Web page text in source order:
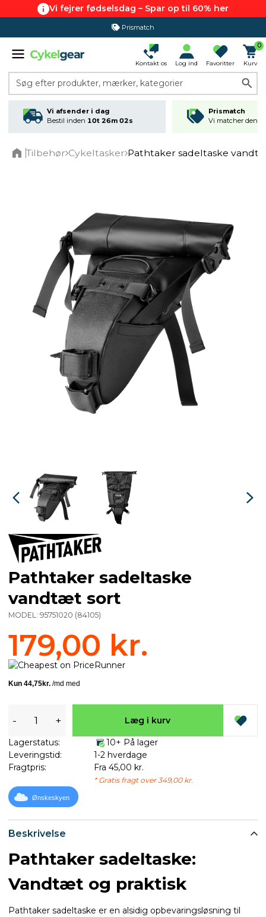
Vi fejrer fødselsdag – Spar op til 60% her
Prismatch
365 dages returret
Kontakt os Log ind Favoritter
0
Kurv
Søg efter produkter, mærker, kategorier
Vi afsender i dag
Bestil inden 10t 26m 01s
Prismatch
Vi matcher den
Tilbehør Cykeltasker Pathtaker sadeltaske
Beskrivelse
Pathtaker sadeltaske:
Vandtæt og praktisk
Pathtaker sadeltaske er en alsidig opbevaringsløsning til
Pathtaker sadeltaske
vandtæt sort
MODEL: 95751020 (84105)
179,00 kr.
- + Læg i kurv
Lagerstatus:
10+ På lager
Leveringstid:
1-2 hverdage
Fragtpris:
Fra 45,00 kr.
* Gratis fragt over 349,00 kr.
Ønskeskyen